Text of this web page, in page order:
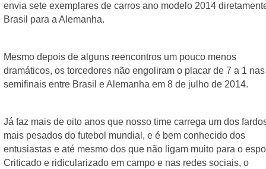
envia sete exemplares de carros ano modelo 2014
Brasil para a Alemanha.
Mesmo depois de alguns reencontros um pouco menos
dramáticos, os torcedores não engoliram o placar de 7 a 1 nas
semifinais entre Brasil e Alemanha em 8 de julho de 2014.
Já faz mais de oito anos que nosso time carrega um dos
mais pesados ​​do futebol mundial, e é bem conhecido dos
entusiastas e até mesmo dos que não ligam muito para o
Criticado e ridicularizado em campo e nas redes sociais, o